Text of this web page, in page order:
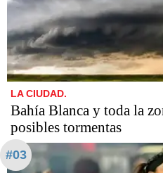
LA CIUDAD.
Bahía Blanca y toda la
posibles tormentas
#03